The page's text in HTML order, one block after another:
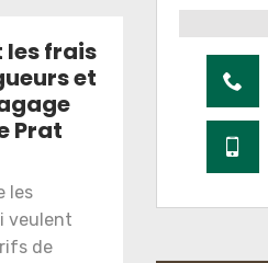
les frais
et
Prat
les
veulent
de